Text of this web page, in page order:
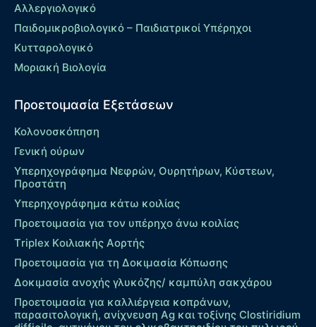
Αλλεργιολογικό
Παιδομικροβιολογικό – Παιδιατρικοί Υπέρηχοι
Κυτταρολογικό
Μοριακή Βιολογία
Προετοιμασία Εξετάσεων
Κολονοσκόπηση
Γενική ούρων
Υπερηχογράφημα Νεφρών, Ουρητήρων, Κύστεων,
Προστάτη
Υπερηχογράφημα κάτω κοιλίας
Προετοιμασία για τον υπέρηχο άνω κοιλίας
Τriplex Kοιλιακής Αορτής
Προετοιμασία για τη Δοκιμασία Κόπωσης
Δοκιμασία ανοχής γλυκόζης/ καμπύλη σακχάρου
Προετοιμασία για καλλιέργεια κοπράνων,
παρασιτολογική, ανίχνευση Ag και τοξίνης Clostiridium